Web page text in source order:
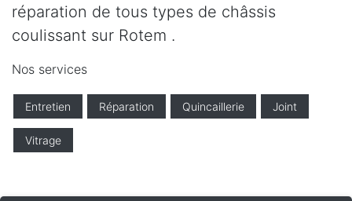
réparation de tous types de châssis
coulissant sur Rotem .
Nos services
Entretien Réparation Quincaillerie Joint
Vitrage